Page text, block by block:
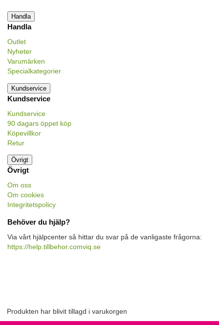
Handla
Handla
Outlet
Nyheter
Varumärken
Specialkategorier
Kundservice
Kundservice
Kundservice
90 dagars öppet köp
Köpevillkor
Retur
Övrigt
Övrigt
Om oss
Om cookies
Integritetspolicy
Behöver du hjälp?
Via vårt hjälpcenter så hittar du svar på de vanligaste frågorna:
https://help.tillbehor.comviq.se
Produkten har blivit tillagd i varukorgen